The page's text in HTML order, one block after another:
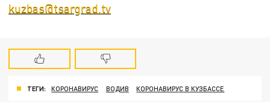
kuzbas@tsargrad.tv
ТЕГИ: КОРОНАВИРУС ВОДИВ КОРОНАВИРУС В КУЗБАССЕ